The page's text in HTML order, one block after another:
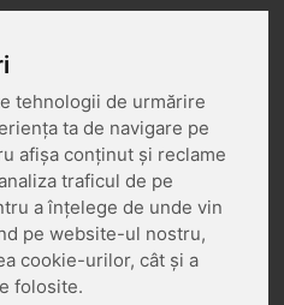
tehnologii de urmărire
ta de navigare pe
afișa conținut și reclame
traficul de pe
a înțelege de unde vin
pe website-ul nostru,
cookie-urilor, cât și a
folosite.